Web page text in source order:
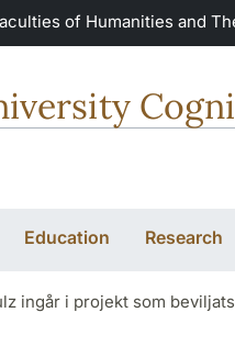
of Humanities and
Education Research
ingår i projekt som